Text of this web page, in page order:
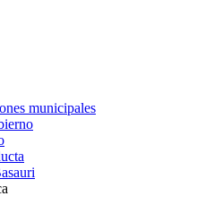
municipales